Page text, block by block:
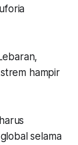
hampir
selama